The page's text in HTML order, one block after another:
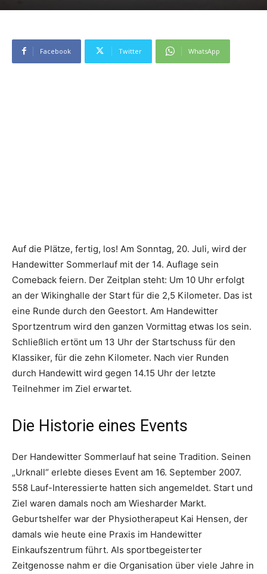
Facebook Twitter WhatsApp
Auf die Plätze, fertig, los! Am Sonntag, 20. Juli, wird der
Handewitter Sommerlauf mit der 14. Auflage sein
Comeback feiern. Der Zeitplan steht: Um 10 Uhr erfolgt
an der Wikinghalle der Start für die 2,5 Kilometer. Das ist
eine Runde durch den Geestort. Am Handewitter
Sportzentrum wird den ganzen Vormittag etwas los sein.
Schließlich ertönt um 13 Uhr der Startschuss für den
Klassiker, für die zehn Kilometer. Nach vier Runden
durch Handewitt wird gegen 14.15 Uhr der letzte
Teilnehmer im Ziel erwartet.
Die Historie eines Events
Der Handewitter Sommerlauf hat seine Tradition. Seinen
„Urknall“ erlebte dieses Event am 16. September 2007.
558 Lauf-Interessierte hatten sich angemeldet. Start und
Ziel waren damals noch am Wiesharder Markt.
Geburtshelfer war der Physiotherapeut Kai Hensen, der
damals wie heute eine Praxis im Handewitter
Einkaufszentrum führt. Als sportbegeisterter
Zeitgenosse nahm er die Organisation über viele Jahre in